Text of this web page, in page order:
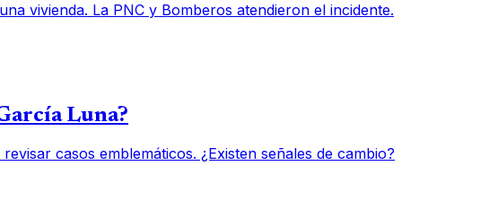
vivienda. La PNC y Bomberos atendieron el incidente.
Luna?
casos emblemáticos. ¿Existen señales de cambio?